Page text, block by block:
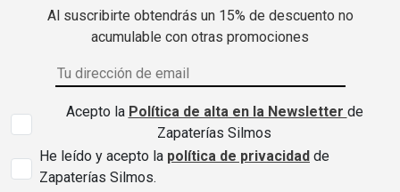
Al suscribirte obtendrás un 15% de descuento no
acumulable con otras promociones
Acepto la Política de alta en la Newsletter de
Zapaterías Silmos
He leído y acepto la política de privacidad de
Zapaterías Silmos.